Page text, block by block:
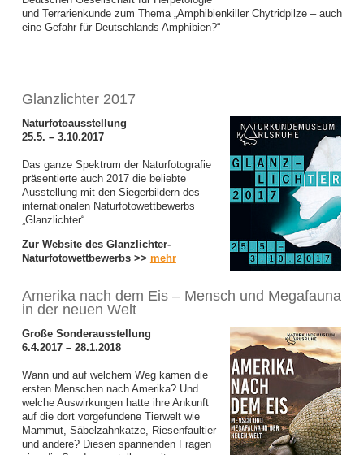
und Terrarienkunde zum Thema „Amphibienkiller Chytridpilze – auch
eine Gefahr für Deutschlands Amphibien?“
Glanzlichter 2017
Naturfotoausstellung
25.5. – 3.10.2017
Das ganze Spektrum der Naturfotografie
präsentierte auch 2017 die beliebte
Ausstellung mit den Siegerbildern des
internationalen Naturfotowettbewerbs
„Glanzlichter“.
Zur Website des Glanzlichter-
Naturfotowettbewerbs >> mehr
Amerika nach dem Eis – Mensch und Megafauna
in der neuen Welt
Große Sonderausstellung
6.4.2017 – 28.1.2018
Wann und auf welchem Weg kamen die
ersten Menschen nach Amerika? Und
welche Auswirkungen hatte ihre Ankunft
auf die dort vorgefundene Tierwelt wie
Mammut, Säbelzahnkatze, Riesenfaultier
und andere? Diesen spannenden Fragen